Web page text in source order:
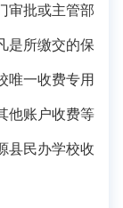
审批或主管部
是所缴交的保
唯一收费专用
他账户收费等
县民办学校收